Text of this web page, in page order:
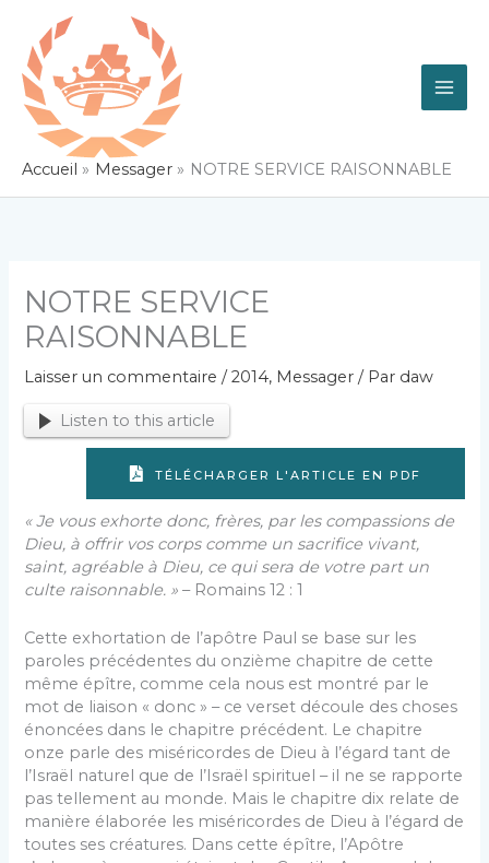
contenu
Accueil Messager NOTRE SERVICE RAISONNABLE
NOTRE SERVICE
RAISONNABLE
Laisser un commentaire /2014, Messager / Par daw
Listen to this article
TÉLÉCHARGER L'ARTICLE EN PDF
« Je vous exhorte donc, frères, par les compassions de
Dieu, à offrir vos corps comme un sacrifice vivant,
saint, agréable à Dieu, ce qui sera de votre part un
culte raisonnable. »– Romains 12 : 1
Cette exhortation de l’apôtre Paul se base sur les
paroles précédentes du onzième chapitre de cette
même épître, comme cela nous est montré par le
mot de liaison « donc » – ce verset découle des choses
énoncées dans le chapitre précédent. Le chapitre
onze parle des miséricordes de Dieu à l’égard tant de
l’Israël naturel que de l’Israël spirituel – il ne se rapporte
pas tellement au monde. Mais le chapitre dix relate de
manière élaborée les miséricordes de Dieu à l’égard de
toutes ses créatures. Dans cette épître, l’Apôtre